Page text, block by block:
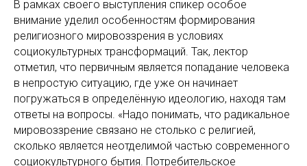
В рамках своего выступления спикер особое
внимание уделил особенностям формирования
религиозного мировоззрения в условиях
социокультурных трансформаций. Так, лектор
отметил, что первичным является попадание человека
в непростую ситуацию, где уже он начинает
погружаться в определённую идеологию, находя там
ответы на вопросы. «Надо понимать, что радикальное
мировоззрение связано не столько с религией,
сколько является неотделимой частью современного
социокультурного бытия. Потребительское